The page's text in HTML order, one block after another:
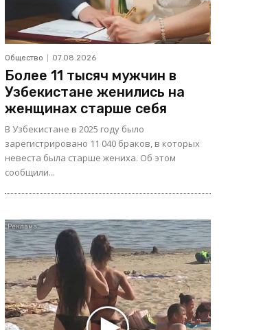
Общество 07.08.2026
Более 11 тысяч мужчин в
Узбекистане женились на
женщинах старше себя
В Узбекистане в 2025 году было
зарегистрировано 11 040 браков, в которых
невеста была старше жениха. Об этом
сообщили...